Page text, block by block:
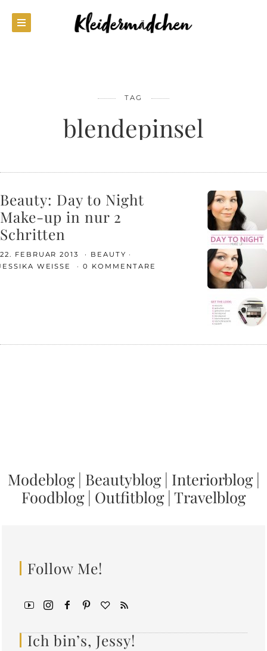
TAG
blendepinsel
Beauty: Day to Night
Make-up in nur 2
Schritten
22. FEBRUAR 2013
BEAUTY
WEISSE
0 KOMMENTARE
Modeblog| Beautyblog| Interiorblog|
Foodblog| Outfitblog| Travelblog
Follow Me!
Ich bin’s, Jessy!